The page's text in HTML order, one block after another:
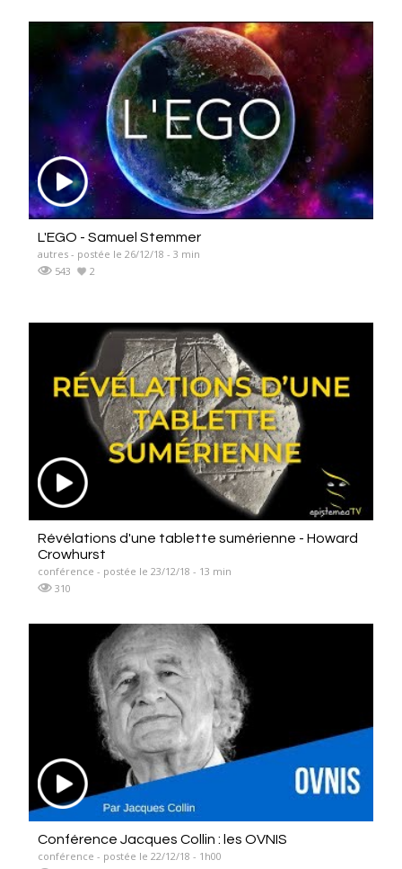
L'EGO - Samuel Stemmer
autres - postée le 26/12/18 - 3 min
543
2
Révélations d'une tablette sumérienne - Howard
Crowhurst
conférence - postée le 23/12/18 - 13 min
310
Conférence Jacques Collin : les OVNIS
conférence - postée le 22/12/18 - 1h00